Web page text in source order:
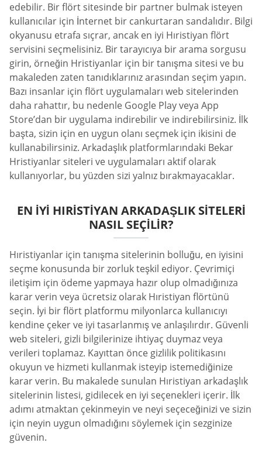
edebilir. Bir flört sitesinde bir partner bulmak isteyen
kullanıcılar için İnternet bir cankurtaran sandalıdır. Bilgi
okyanusu etrafa sıçrar, ancak en iyi Hıristiyan flört
servisini seçmelisiniz. Bir tarayıcıya bir arama sorgusu
girin, örneğin Hristiyanlar için bir tanışma sitesi ve bu
makaleden zaten tanıdıklarınız arasından seçim yapın.
Bazı insanlar için flört uygulamaları web sitelerinden
daha rahattır, bu nedenle Google Play veya App
Store’dan bir uygulama indirebilir ve indirebilirsiniz. İlk
başta, sizin için en uygun olanı seçmek için ikisini de
kullanabilirsiniz. Arkadaşlık platformlarındaki Bekar
Hristiyanlar siteleri ve uygulamaları aktif olarak
kullanıyorlar, bu yüzden sizi yalnız bırakmayacaklar.
EN İYI HIRISTIYAN ARKADAŞLIK SITELERI
NASIL SEÇILIR?
Hıristiyanlar için tanışma sitelerinin bolluğu, en iyisini
seçme konusunda bir zorluk teşkil ediyor. Çevrimiçi
iletişim için ödeme yapmaya hazır olup olmadığınıza
karar verin veya ücretsiz olarak Hıristiyan flörtünü
seçin. İyi bir flört platformu milyonlarca kullanıcıyı
kendine çeker ve iyi tasarlanmış ve anlaşılırdır. Güvenli
web siteleri, gizli bilgilerinize ihtiyaç duymaz veya
verileri toplamaz. Kayıttan önce gizlilik politikasını
okuyun ve hizmeti kullanmak isteyip istemediğinize
karar verin. Bu makalede sunulan Hıristiyan arkadaşlık
sitelerinin listesi, gidilecek en iyi seçenekleri içerir. İlk
adımı atmaktan çekinmeyin ve neyi seçeceğinizi ve sizin
için neyin uygun olmadığını söylemek için sezginize
güvenin.